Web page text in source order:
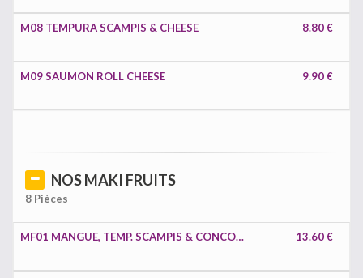
M08 TEMPURA SCAMPIS & CHEESE 8.80 €
M09 SAUMON ROLL CHEESE 9.90 €
NOS MAKI FRUITS
8 Pièces
MF01 MANGUE, TEMP. SCAMPIS & CONCOMBRE SPICY 13.60 €